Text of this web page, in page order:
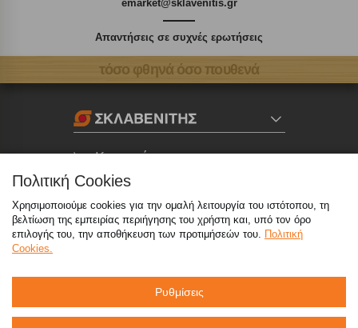
emarket@sklavenitis.gr
Απαντήσεις σε συχνές ερωτήσεις
τόσο φθηνά όσο πουθενά
Καταστήματα
info@sklavenitis.gr
Πολιτική Cookies
Χρησιμοποιούμε cookies για την ομαλή λειτουργία του ιστότοπου, τη
βελτίωση της εμπειρίας περιήγησης του χρήστη και, υπό τον όρο
επιλογής του, την αποθήκευση των προτιμήσεών του. Πολιτική
Cookies.
Ρυθμίσεις